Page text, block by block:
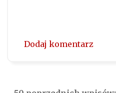
Dodaj komentarz